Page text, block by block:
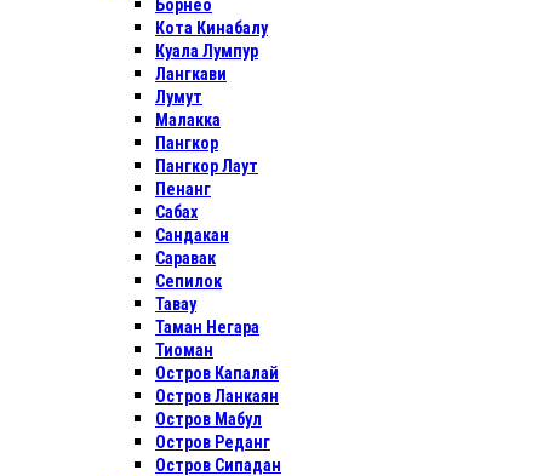
Борнео
Кота Кинабалу
Куала Лумпур
Лангкави
Лумут
Малакка
Пангкор
Пангкор Лаут
Пенанг
Сабах
Сандакан
Саравак
Сепилок
Тавау
Таман Негара
Тиоман
Остров Капалай
Остров Ланкаян
Остров Мабул
Остров Реданг
Остров Сипадан